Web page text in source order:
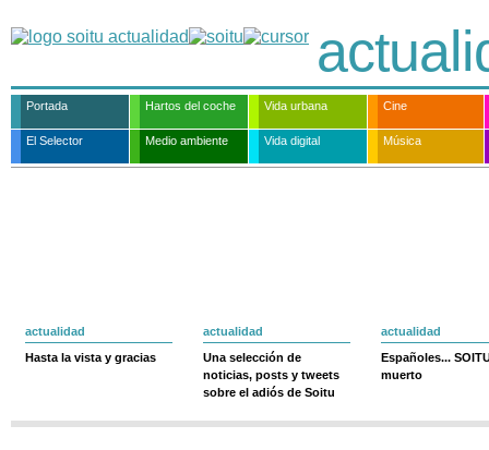
Portada Hartos del coche Vida urbana Cine
El Selector Medio ambiente Vida digital Música
actualidad
Hasta la vista y gracias
actualidad
Una selección de
noticias, posts y tweets
sobre el adiós de Soitu
actualidad
Españoles...
muerto